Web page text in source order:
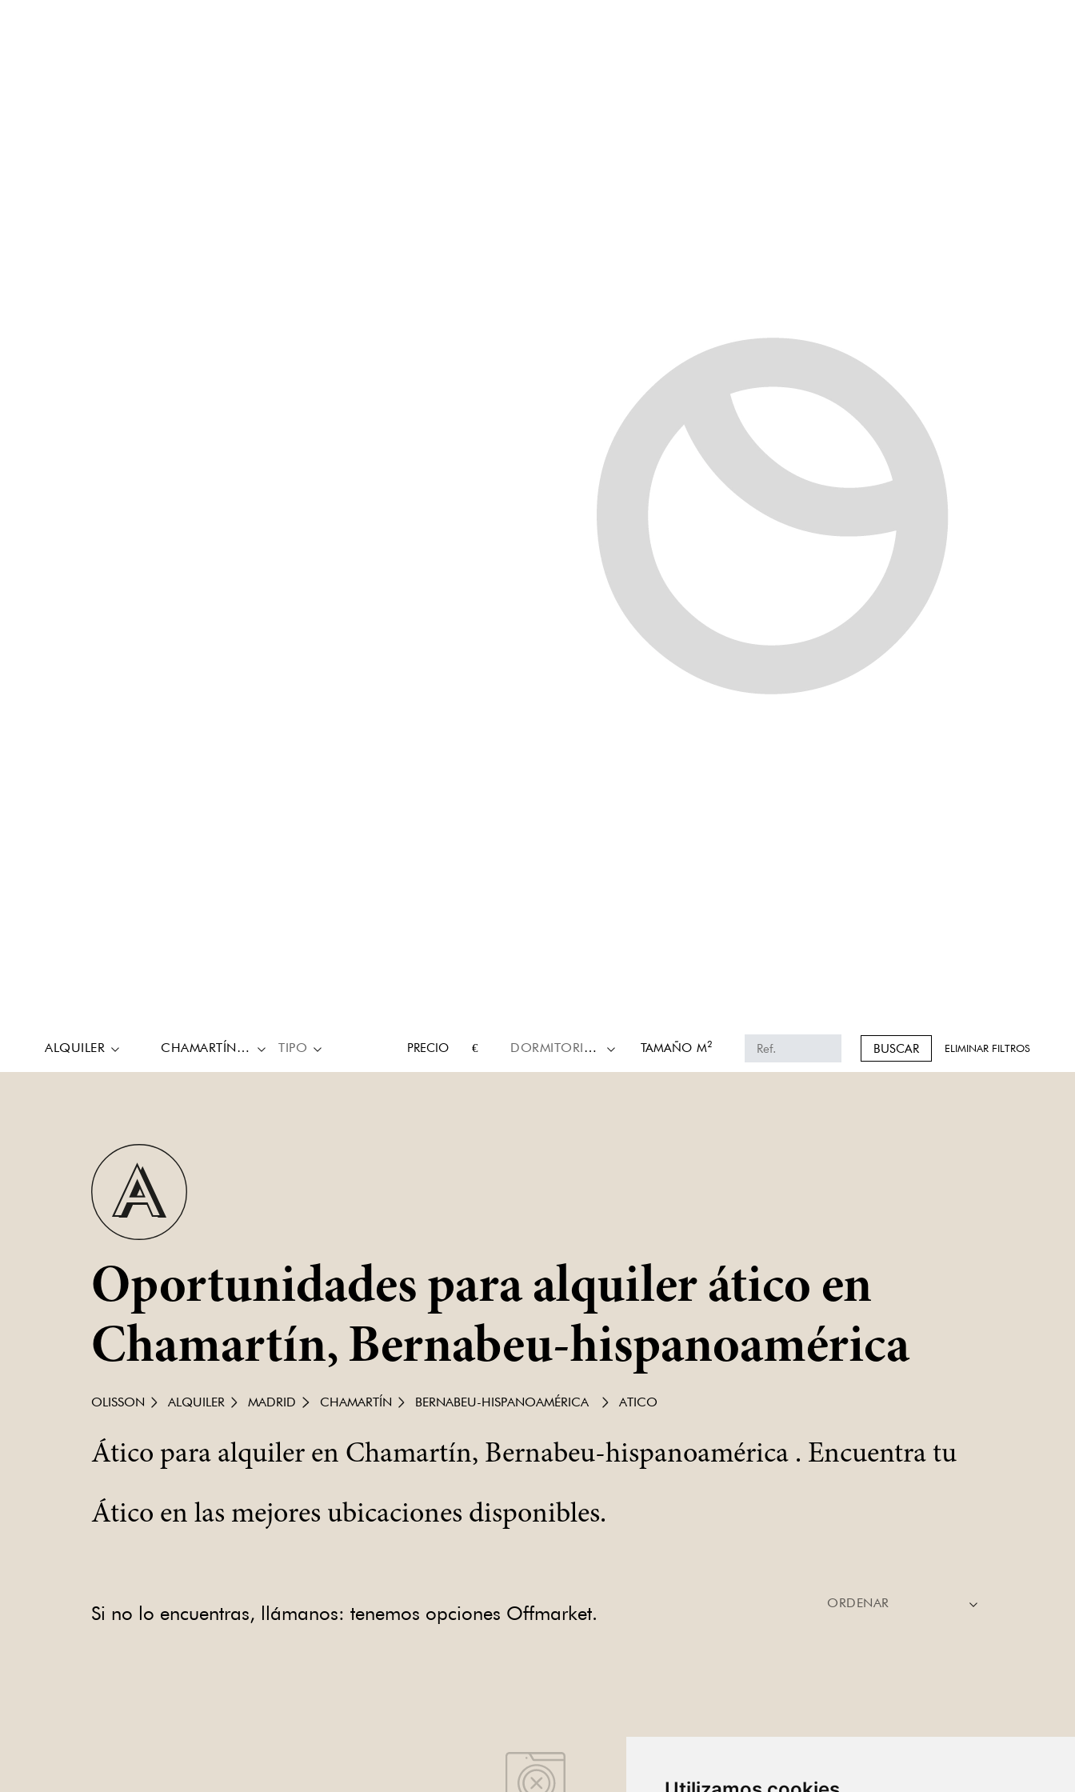
ALQUILER CHAMARTÍN, BERNABEU-HISPANOAMÉRICA TIPO PRECIO € DORMITORIOS TAMAÑO M2 BUSCAR ELIMINAR FILTROS
Oportunidades para alquiler ático en
Chamartín, Bernabeu-hispanoamérica
OLISSON ALQUILER MADRID CHAMARTÍN BERNABEU-HISPANOAMÉRICA ATICO
Ático para alquiler en Chamartín, Bernabeu-hispanoamérica . Encuentra tu
Ático en las mejores ubicaciones disponibles.
Si no lo encuentras, llámanos: tenemos opciones Offmarket. ORDENAR